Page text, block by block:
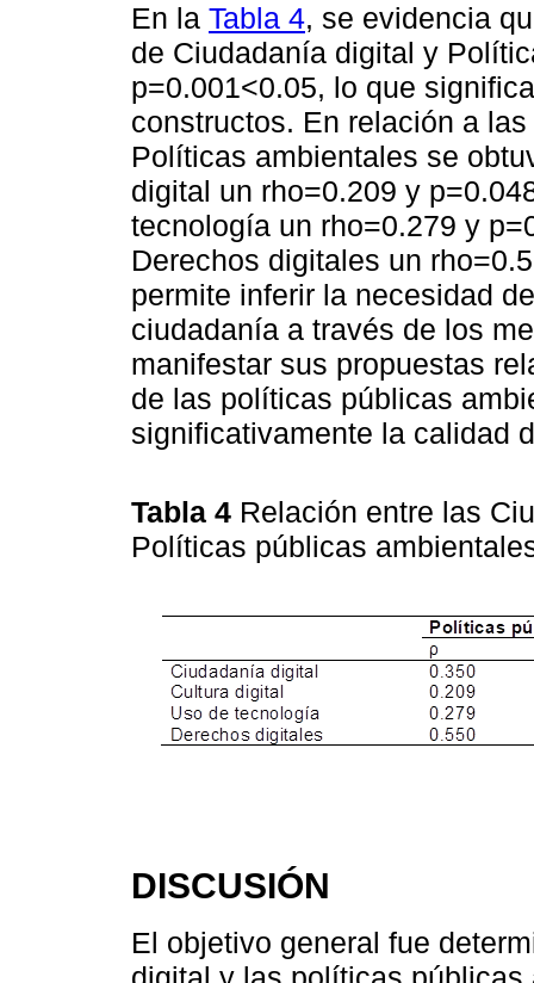
En la Tabla 4, se evidencia
de Ciudadanía digital y
p=0.001<0.05, lo que
constructos. En relación a
Políticas ambientales se
digital un rho=0.209 y
tecnología un rho=0.279 y
Derechos digitales un
permite inferir la necesidad
ciudadanía a través de los
manifestar sus propuestas
de las políticas públicas
significativamente la calidad
Tabla 4 Relación entre las
Políticas públicas
DISCUSIÓN
El objetivo general fue